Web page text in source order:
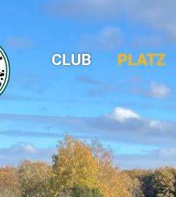
CLUB PLATZ